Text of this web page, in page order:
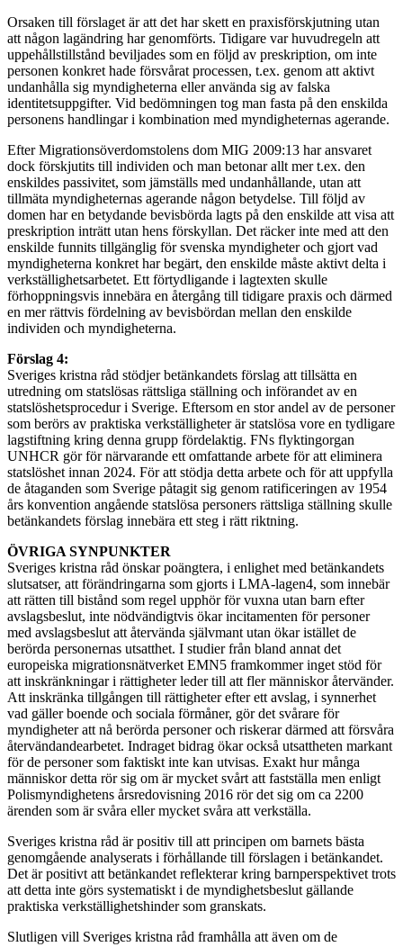
Orsaken till förslaget är att det har skett en praxisförskjutning utan
att någon lagändring har genomförts. Tidigare var huvudregeln att
uppehållstillstånd beviljades som en följd av preskription, om inte
personen konkret hade försvårat processen, t.ex. genom att aktivt
undanhålla sig myndigheterna eller använda sig av falska
identitetsuppgifter. Vid bedömningen tog man fasta på den enskilda
personens handlingar i kombination med myndigheternas agerande.
Efter Migrationsöverdomstolens dom MIG 2009:13 har ansvaret
dock förskjutits till individen och man betonar allt mer t.ex. den
enskildes passivitet, som jämställs med undanhållande, utan att
tillmäta myndigheternas agerande någon betydelse. Till följd av
domen har en betydande bevisbörda lagts på den enskilde att visa att
preskription inträtt utan hens förskyllan. Det räcker inte med att den
enskilde funnits tillgänglig för svenska myndigheter och gjort vad
myndigheterna konkret har begärt, den enskilde måste aktivt delta i
verkställighetsarbetet. Ett förtydligande i lagtexten skulle
förhoppningsvis innebära en återgång till tidigare praxis och därmed
en mer rättvis fördelning av bevisbördan mellan den enskilde
individen och myndigheterna.
Förslag 4:
Sveriges kristna råd stödjer betänkandets förslag att tillsätta en
utredning om statslösas rättsliga ställning och införandet av en
statslöshetsprocedur i Sverige. Eftersom en stor andel av de personer
som berörs av praktiska verkställigheter är statslösa vore en tydligare
lagstiftning kring denna grupp fördelaktig. FNs flyktingorgan
UNHCR gör för närvarande ett omfattande arbete för att eliminera
statslöshet innan 2024. För att stödja detta arbete och för att uppfylla
de åtaganden som Sverige påtagit sig genom ratificeringen av 1954
års konvention angående statslösa personers rättsliga ställning skulle
betänkandets förslag innebära ett steg i rätt riktning.
ÖVRIGA SYNPUNKTER
Sveriges kristna råd önskar poängtera, i enlighet med betänkandets
slutsatser, att förändringarna som gjorts i LMA-lagen4, som innebär
att rätten till bistånd som regel upphör för vuxna utan barn efter
avslagsbeslut, inte nödvändigtvis ökar incitamenten för personer
med avslagsbeslut att återvända självmant utan ökar istället de
berörda personernas utsatthet. I studier från bland annat det
europeiska migrationsnätverket EMN5 framkommer inget stöd för
att inskränkningar i rättigheter leder till att fler människor återvänder.
Att inskränka tillgången till rättigheter efter ett avslag, i synnerhet
vad gäller boende och sociala förmåner, gör det svårare för
myndigheter att nå berörda personer och riskerar därmed att försvåra
återvändandearbetet. Indraget bidrag ökar också utsattheten markant
för de personer som faktiskt inte kan utvisas. Exakt hur många
människor detta rör sig om är mycket svårt att fastställa men enligt
Polismyndighetens årsredovisning 2016 rör det sig om ca 2200
ärenden som är svåra eller mycket svåra att verkställa.
Sveriges kristna råd är positiv till att principen om barnets bästa
genomgående analyserats i förhållande till förslagen i betänkandet.
Det är positivt att betänkandet reflekterar kring barnperspektivet trots
att detta inte görs systematiskt i de myndighetsbeslut gällande
praktiska verkställighetshinder som granskats.
Slutligen vill Sveriges kristna råd framhålla att även om de